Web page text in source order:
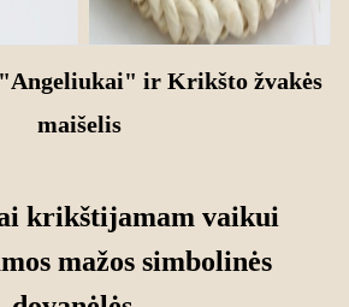
ir Krikšto žvakės
maišelis
krikštijamam vaikui
mažos simbolinės